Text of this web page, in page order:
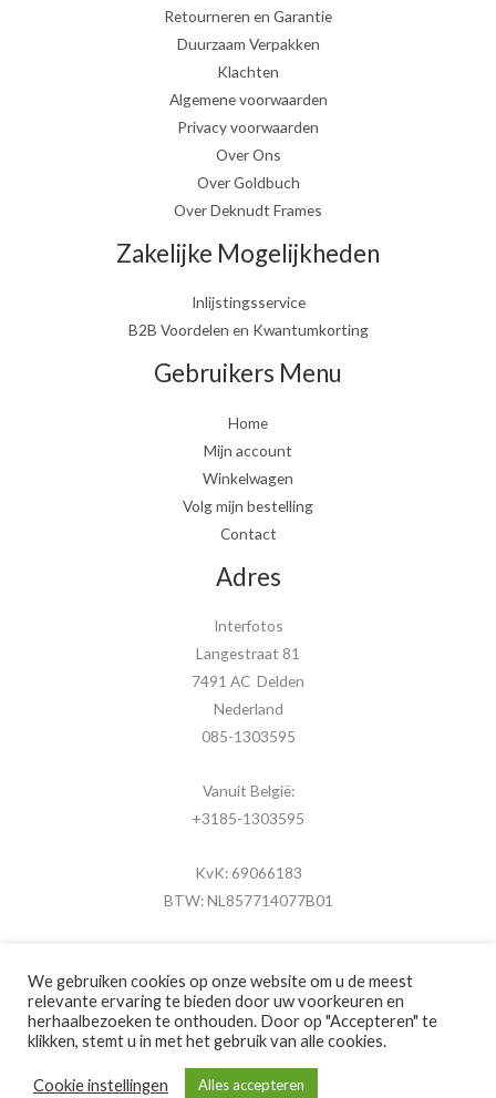
Retourneren en Garantie
Duurzaam Verpakken
Klachten
Algemene voorwaarden
Privacy voorwaarden
Over Ons
Over Goldbuch
Over Deknudt Frames
Zakelijke Mogelijkheden
Inlijstingsservice
B2B Voordelen en Kwantumkorting
Gebruikers Menu
Home
Mijn account
Winkelwagen
Volg mijn bestelling
Contact
Adres
Interfotos
Langestraat 81
7491 AC Delden
Nederland
085-1303595
Vanuit België:
+3185-1303595
KvK: 69066183
BTW: NL857714077B01
Copyright © 2026 MijnFotolijstje.nl
Powered by Brouwer Digitaal
We gebruiken cookies op onze website om u de meest
relevante ervaring te bieden door uw voorkeuren en
herhaalbezoeken te onthouden. Door op "Accepteren" te
klikken, stemt u in met het gebruik van alle cookies.
Cookie instellingen Alles accepteren